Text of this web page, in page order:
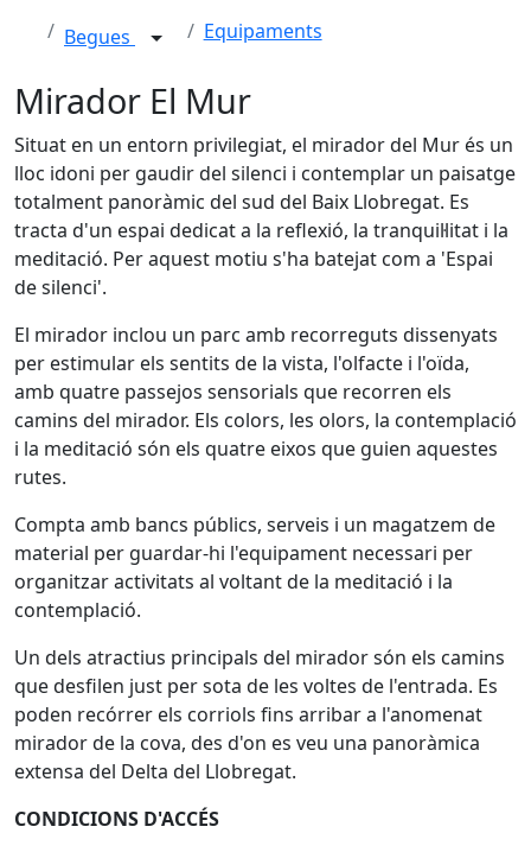
Begues Equipaments
Mirador El Mur
Situat en un entorn privilegiat, el mirador del Mur és un
lloc idoni per gaudir del silenci i contemplar un paisatge
totalment panoràmic del sud del Baix Llobregat. Es
tracta d'un espai dedicat a la reflexió, la tranquil·litat i la
meditació. Per aquest motiu s'ha batejat com a 'Espai
de silenci'.
El mirador inclou un parc amb recorreguts dissenyats
per estimular els sentits de la vista, l'olfacte i l'oïda,
amb quatre passejos sensorials que recorren els
camins del mirador. Els colors, les olors, la contemplació
i la meditació són els quatre eixos que guien aquestes
rutes.
Compta amb bancs públics, serveis i un magatzem de
material per guardar-hi l'equipament necessari per
organitzar activitats al voltant de la meditació i la
contemplació.
Un dels atractius principals del mirador són els camins
que desfilen just per sota de les voltes de l'entrada. Es
poden recórrer els corriols fins arribar a l'anomenat
mirador de la cova, des d'on es veu una panoràmica
extensa del Delta del Llobregat.
CONDICIONS D'ACCÉS